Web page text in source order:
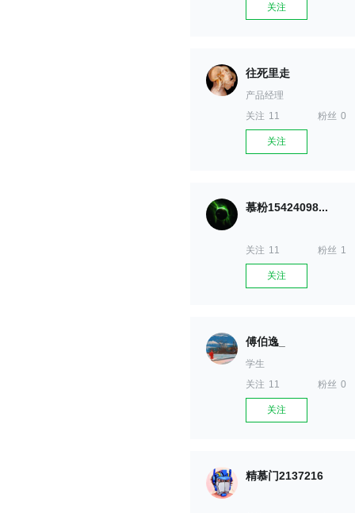
关注
往死里走
产品经理
关注 11 粉丝 0
关注
慕粉15424098...
关注 11 粉丝 1
关注
傅伯逸_
学生
关注 11 粉丝 0
关注
精慕门2137216